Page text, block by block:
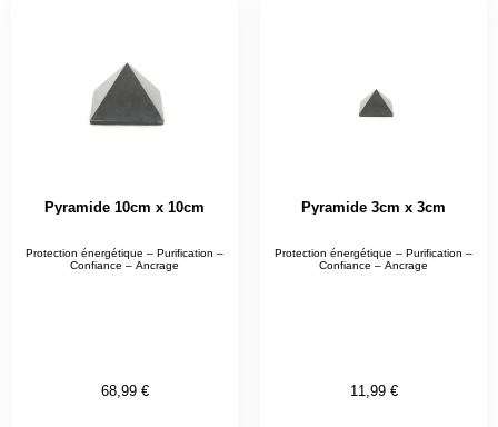
Pyramide 10cm x 10cm
Protection énergétique – Purification –
Confiance – Ancrage
68,99 €
Pyramide 3cm x 3cm
Protection énergétique – Purification –
Confiance – Ancrage
11,99 €